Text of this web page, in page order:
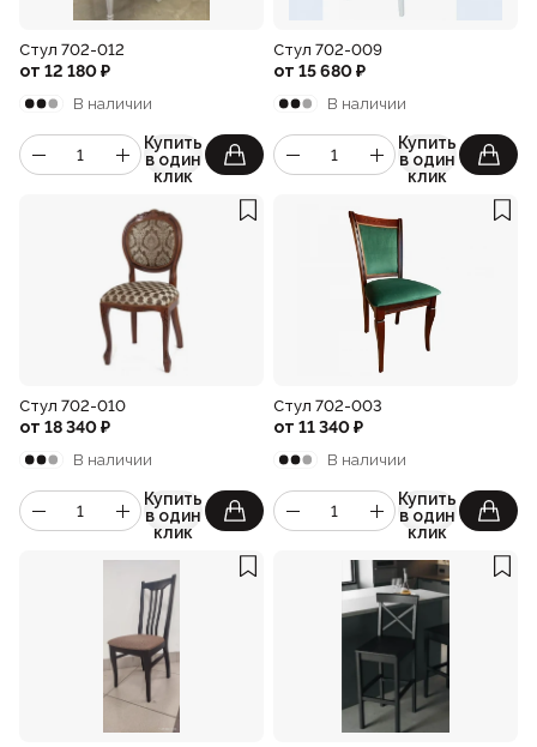
Стул 702-012
от 12 180₽
В наличии
Купить
в один
клик
Стул 702-009
от 15 680₽
В наличии
Купить
в один
клик
Стул 702-010
от 18 340₽
В наличии
Купить
в один
клик
Стул 702-003
от 11 340₽
В наличии
Купить
в один
клик